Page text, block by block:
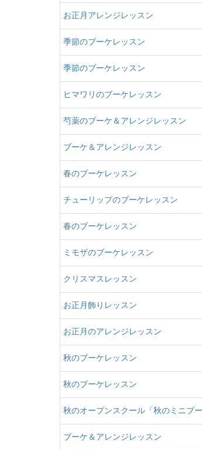
お正月アレンジレッスン
季節のブーケレッスン
季節のブーケレッスン
ヒマワリのブーケレッスン
芍薬のブーケ＆アレンジレッスン
ブーケ＆アレンジレッスン
春のブーケレッスン
チューリップのブーケレッスン
春のブーケレッスン
ミモザのブーケレッスン
クリスマスレッスン
お正月飾りレッスン
お正月のアレンジレッスン
秋のブーケレッスン
秋のブーケレッスン
秋のオープンスクール「秋のミニブー
ブーケ＆アレンジレッスン